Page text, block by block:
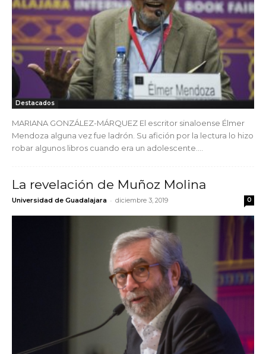
Destacados
MARIANA GONZÁLEZ-MÁRQUEZ El escritor sinaloense Élmer
Mendoza alguna vez fue ladrón. Su afición por la lectura lo hizo
robar algunos libros cuando era un adolescente....
La revelación de Muñoz Molina
Universidad de Guadalajara - diciembre 3, 2019 0